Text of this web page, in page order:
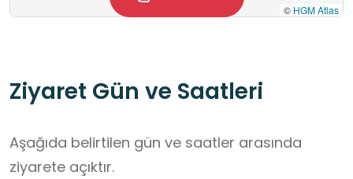
© HGM Atlas
Ziyaret Gün ve Saatleri
Aşağıda belirtilen gün ve saatler arasında
ziyarete açıktır.